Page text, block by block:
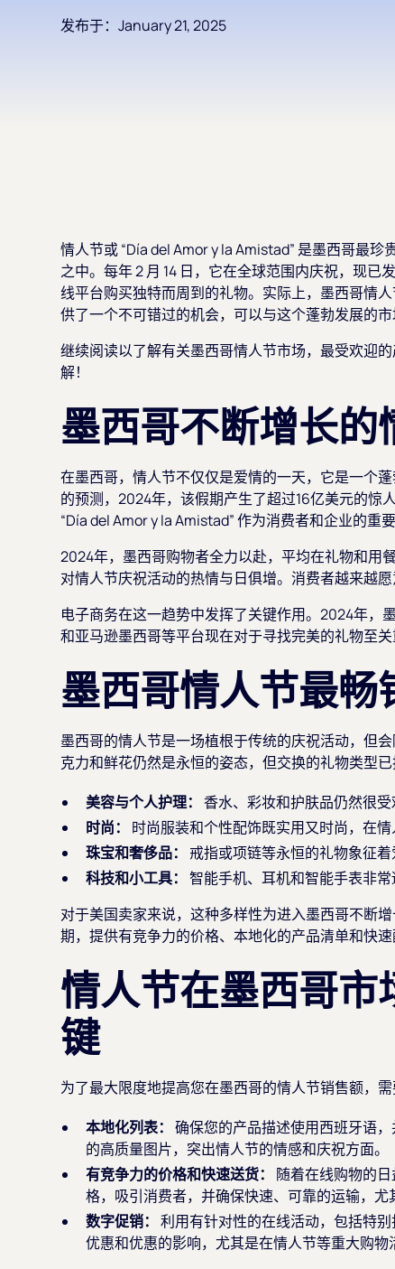
发布于：January 21, 2025
情人节或 “Día del Amor y la Amistad” 是墨西哥最
之中。每年 2 月 14 日，它在全球范围内庆祝，现
线平台购买独特而周到的礼物。实际上，墨西哥情
供了一个不可错过的机会，可以与这个蓬勃发展的
继续阅读以了解有关墨西哥情人节市场，最受欢迎
解！
墨西哥不断增长的
在墨西哥，情人节不仅仅是爱情的一天，它是一个
的预测，2024年，该假期产生了超过16亿美元的惊
“Día del Amor y la Amistad” 作为消费者和企业的重
2024年，墨西哥购物者全力以赴，平均在礼物和用
对情人节庆祝活动的热情与日俱增。消费者越来越愿
电子商务在这一趋势中发挥了关键作用。2024年，
和亚马逊墨西哥等平台现在对于寻找完美的礼物至
墨西哥情人节最畅
墨西哥的情人节是一场植根于传统的庆祝活动，但
克力和鲜花仍然是永恒的姿态，但交换的礼物类型
美容与个人护理：
香水、彩妆和护肤品仍然很
时尚：
时尚服装和个性配饰既实用又时尚，在情
珠宝和奢侈品：
戒指或项链等永恒的礼物象征
科技和小工具： 智能手机、耳机和智能手表非
对于美国卖家来说，这种多样性为进入墨西哥不断
期，提供有竞争力的价格、本地化的产品清单和快
情人节在墨西哥
键
为了最大限度地提高您在墨西哥的情人节销售额，需
本地化列表： 确保您的产品描述使用西班牙语
的高质量图片，突出情人节的情感和庆祝方面。
有竞争力的价格和快速送货：
随着在线购物的
格，吸引消费者，并确保快速、可靠的运输，尤
数字促销： 利用有针对性的在线活动，包括特
优惠和优惠的影响，尤其是在情人节等重大购物